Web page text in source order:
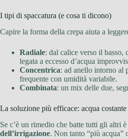
I tipi di spaccatura (e cosa ti dicono)
Capire la forma della crepa aiuta a
Radiale: dal calice verso il basso,
legata a eccesso d’acqua
Concentrica: ad anello intorno al
frequente con umidità variabile.
Combinata: un mix delle due,
La soluzione più efficace: acqua
Se c’è un rimedio che batte tutti gli altri è
dell’irrigazione. Non tanto “più acqua”